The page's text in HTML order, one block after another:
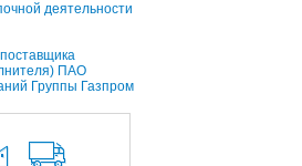
деятельности
ПАО
Группы Газпром